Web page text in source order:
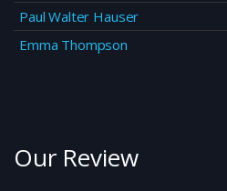
Paul Walter Hauser
Emma Thompson
Our Review